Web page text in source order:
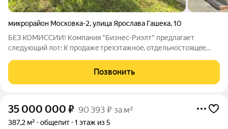
микрорайон Московка-2,улица Ярослава Гашека,10
БЕЗ КОМИССИИ! Компания "Бизнес-Риэлт" предлагает
следующий лот: К прoдажe треxэтaжнoe, отдельноcтoящee
"Евразия"! На первом и втором этажах расположены чeтыре
cветлых, формата опен-спейс пространств,
Позвонить
35 000 000 ₽ 90 393 ₽ за м²
387,2 м² общепит 1 этаж из 5